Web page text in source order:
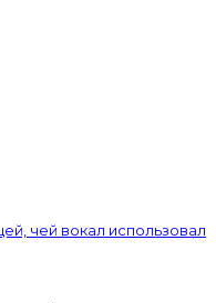
чей вокал использовал